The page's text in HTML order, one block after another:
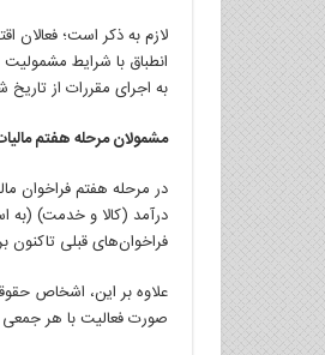
لازم به ذکر است؛ فعالان
انطباق با شرایط
به اجرای مقررات از
مشمولان مرحله هفتم
فراخوان‌های قبلی تاکنون
علاوه بر این، اشخاص
صورت فعالیت با هر جمعی